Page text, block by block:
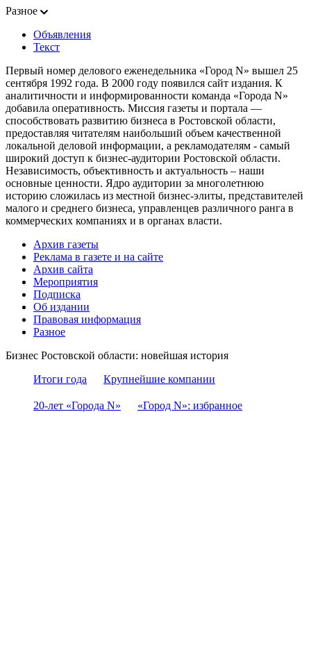
Разное
Объявления
Текст
Первый номер делового еженедельника «Город N» вышел 25
сентября 1992 года. В 2000 году появился сайт издания. К
аналитичности и информированности команда «Города N»
добавила оперативность. Миссия газеты и портала —
способствовать развитию бизнеса в Ростовской области,
предоставляя читателям наибольший объем качественной
локальной деловой информации, а рекламодателям - самый
широкий доступ к бизнес-аудитории Ростовской области.
Независимость, объективность и актуальность – наши
основные ценности. Ядро аудитории за многолетнюю
историю сложилась из местной бизнес-элиты, представителей
малого и среднего бизнеса, управленцев различного ранга в
коммерческих компаниях и в органах власти.
Архив газеты
Реклама в газете и на сайте
Архив сайта
Мероприятия
Подписка
Об издании
Правовая информация
Разное
Бизнес Ростовской области: новейшая история
Итоги года
Крупнейшие компании
20-лет «Города N» «Город N»: избранное